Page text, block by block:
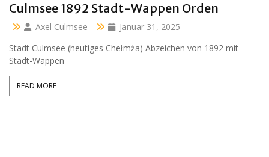
Culmsee 1892 Stadt-Wappen Orden
Axel Culmsee
Januar 31, 2025
Stadt Culmsee (heutiges Chełmża) Abzeichen von 1892 mit
Stadt-Wappen
READ MORE